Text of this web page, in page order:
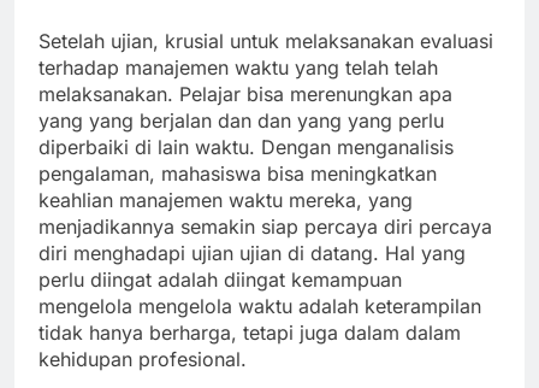
Setelah ujian, krusial untuk melaksanakan evaluasi
terhadap manajemen waktu yang telah telah
melaksanakan. Pelajar bisa merenungkan apa
yang yang berjalan dan dan yang yang perlu
diperbaiki di lain waktu. Dengan menganalisis
pengalaman, mahasiswa bisa meningkatkan
keahlian manajemen waktu mereka, yang
menjadikannya semakin siap percaya diri percaya
diri menghadapi ujian ujian di datang. Hal yang
perlu diingat adalah diingat kemampuan
mengelola mengelola waktu adalah keterampilan
tidak hanya berharga, tetapi juga dalam dalam
kehidupan profesional.